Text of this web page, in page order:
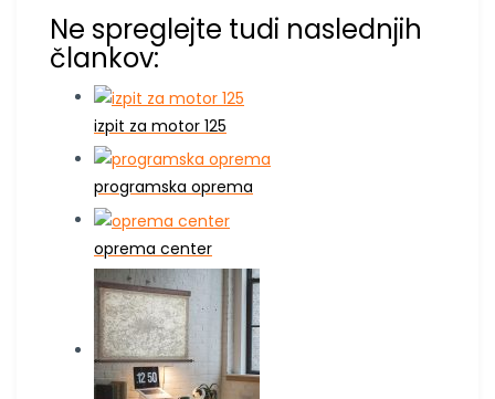
Ne spreglejte tudi naslednjih
člankov:
izpit za motor 125
programska oprema
oprema center